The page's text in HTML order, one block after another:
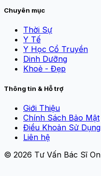
Chuyên mục
Thời Sự
Y Tế
Y Học Cổ Truyền
Dinh Dưỡng
Khoẻ - Đẹp
Thông tin & Hỗ trợ
Giới Thiệu
Chính Sách Bảo Mật
Điều Khoản Sử Dụng
Liên hệ
© 2026 Tư Vấn Bác Sĩ